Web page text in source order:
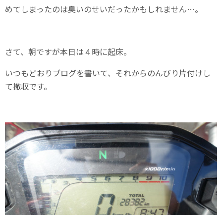
めてしまったのは臭いのせいだったかもしれません…。
さて、朝ですが本日は４時に起床。
いつもどおりブログを書いて、それからのんびり片付けし
て撤収です。